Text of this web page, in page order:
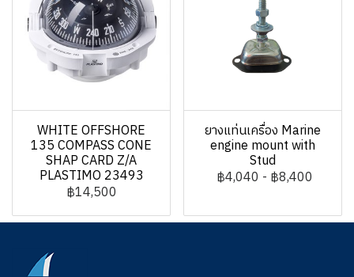
WHITE OFFSHORE
135 COMPASS CONE
SHAP CARD Z/A
PLASTIMO 23493
฿14,500
ยางแท่นเครื่อง Marine
engine mount with
Stud
฿4,040 - ฿8,400